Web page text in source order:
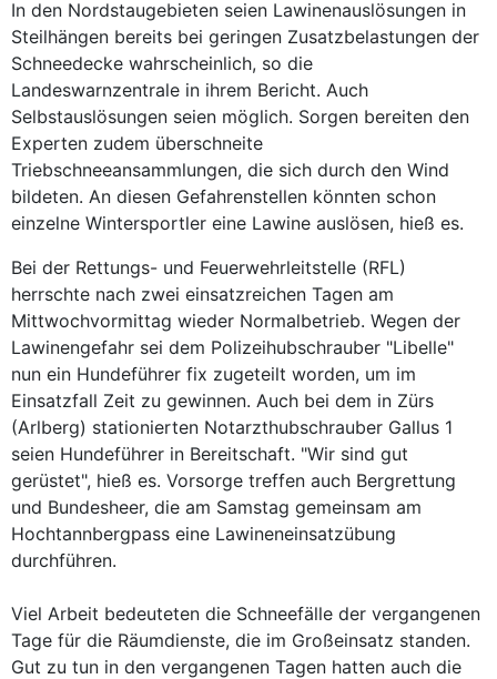
In den Nordstaugebieten seien Lawinenauslösungen in
Steilhängen bereits bei geringen Zusatzbelastungen der
Schneedecke wahrscheinlich, so die
Landeswarnzentrale in ihrem Bericht. Auch
Selbstauslösungen seien möglich. Sorgen bereiten den
Experten zudem überschneite
Triebschneeansammlungen, die sich durch den Wind
bildeten. An diesen Gefahrenstellen könnten schon
einzelne Wintersportler eine Lawine auslösen, hieß es.
Bei der Rettungs- und Feuerwehrleitstelle (RFL)
herrschte nach zwei einsatzreichen Tagen am
Mittwochvormittag wieder Normalbetrieb. Wegen der
Lawinengefahr sei dem Polizeihubschrauber "Libelle"
nun ein Hundeführer fix zugeteilt worden, um im
Einsatzfall Zeit zu gewinnen. Auch bei dem in Zürs
(Arlberg) stationierten Notarzthubschrauber Gallus 1
seien Hundeführer in Bereitschaft. "Wir sind gut
gerüstet", hieß es. Vorsorge treffen auch Bergrettung
und Bundesheer, die am Samstag gemeinsam am
Hochtannbergpass eine Lawineneinsatzübung
durchführen.
Viel Arbeit bedeuteten die Schneefälle der vergangenen
Tage für die Räumdienste, die im Großeinsatz standen.
Gut zu tun in den vergangenen Tagen hatten auch die